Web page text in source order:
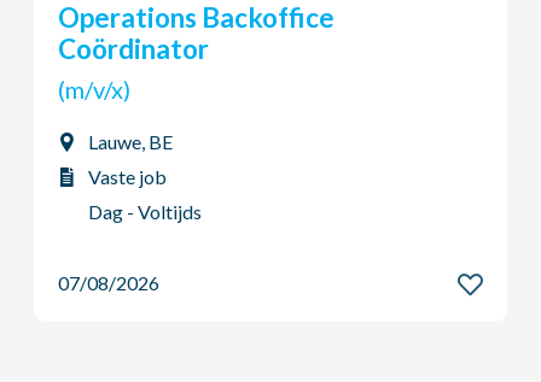
Young Potential